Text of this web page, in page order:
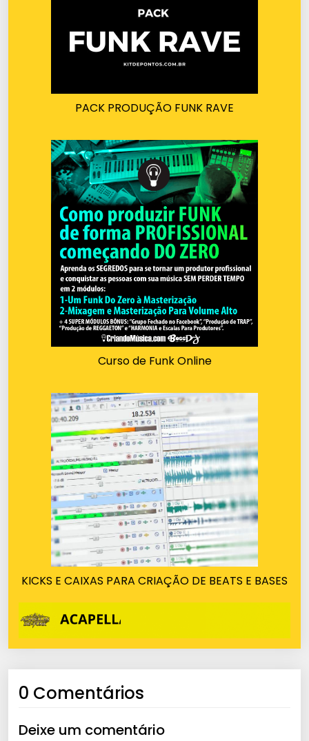
PACK PRODUÇÃO FUNK RAVE
Curso de Funk Online
KICKS E CAIXAS PARA CRIAÇÃO DE BEATS E BASES
0 Comentários
Deixe um comentário